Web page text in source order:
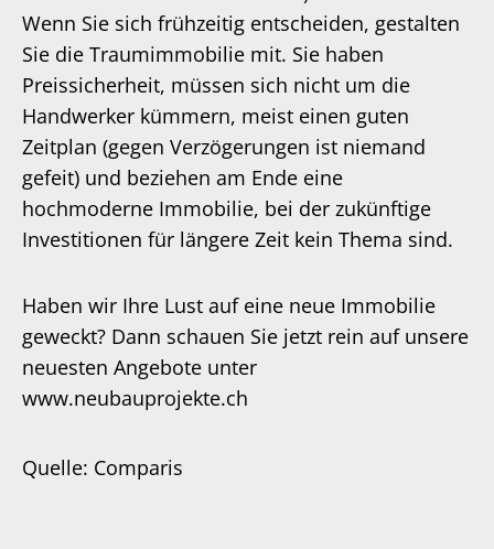
Wenn Sie sich frühzeitig entscheiden, gestalten
Sie die Traumimmobilie mit. Sie haben
Preissicherheit, müssen sich nicht um die
Handwerker kümmern, meist einen guten
Zeitplan (gegen Verzögerungen ist niemand
gefeit) und beziehen am Ende eine
hochmoderne Immobilie, bei der zukünftige
Investitionen für längere Zeit kein Thema sind.
Haben wir Ihre Lust auf eine neue Immobilie
geweckt? Dann schauen Sie jetzt rein auf unsere
neuesten Angebote unter
www.neubauprojekte.ch
Quelle: Comparis